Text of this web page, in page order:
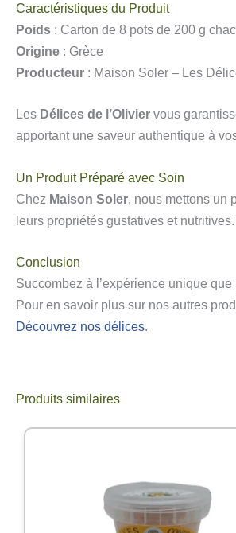
Caractéristiques du Produit
Poids : Carton de 8 pots de 200 g
Origine : Grèce
Producteur : Maison Soler – Les
Les Délices de l’Olivier vous
apportant une saveur authentique à
Un Produit Préparé avec Soin
Chez Maison Soler, nous mettons un
leurs propriétés gustatives et
Conclusion
Succombez à l’expérience unique
Pour en savoir plus sur nos autres
Découvrez nos délices.
Produits similaires